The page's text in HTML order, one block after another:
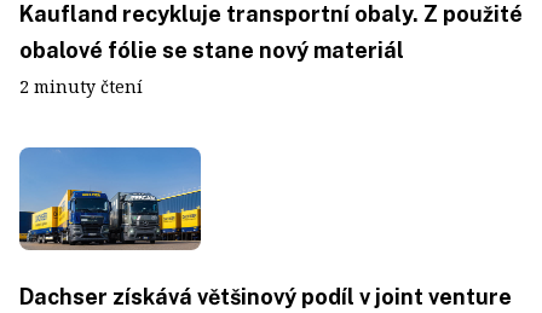
Kaufland recykluje transportní obaly. Z použité
obalové fólie se stane nový materiál
2 minuty čtení
Dachser získává většinový podíl v joint venture